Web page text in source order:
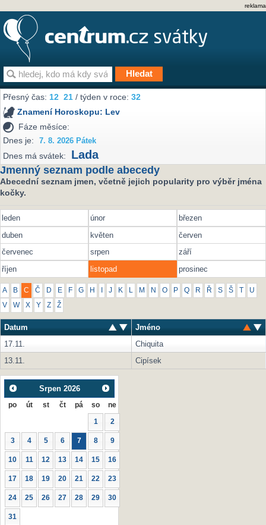
reklama
Přesný čas:12 21 / týden v roce:32
Znamení Horoskopu: Lev
Fáze měsíce:
Dnes je:
7. 8. 2026 Pátek
Dnes má svátek: Lada
Jmenný seznam podle abecedy
Abecední seznam jmen, včetně jejich popularity pro výběr jména
kočky.
leden únor
březen
duben
květen
červen
červenec
srpen
září
říjen
listopad prosinec
A B C Č D E F G H J K L M N O P Q R Ř S Š U
V W X Y Z Ž
Datum
Jméno
17.11.
Chiquita
13.11.
Cipísek
Srpen 2026
po út st čt pá so ne
1 2
3 4 5 6 7 8 9
10 11 12 13 14 15 16
17 18 19 20 21 22 23
24 25 26 27 28 29 30
31